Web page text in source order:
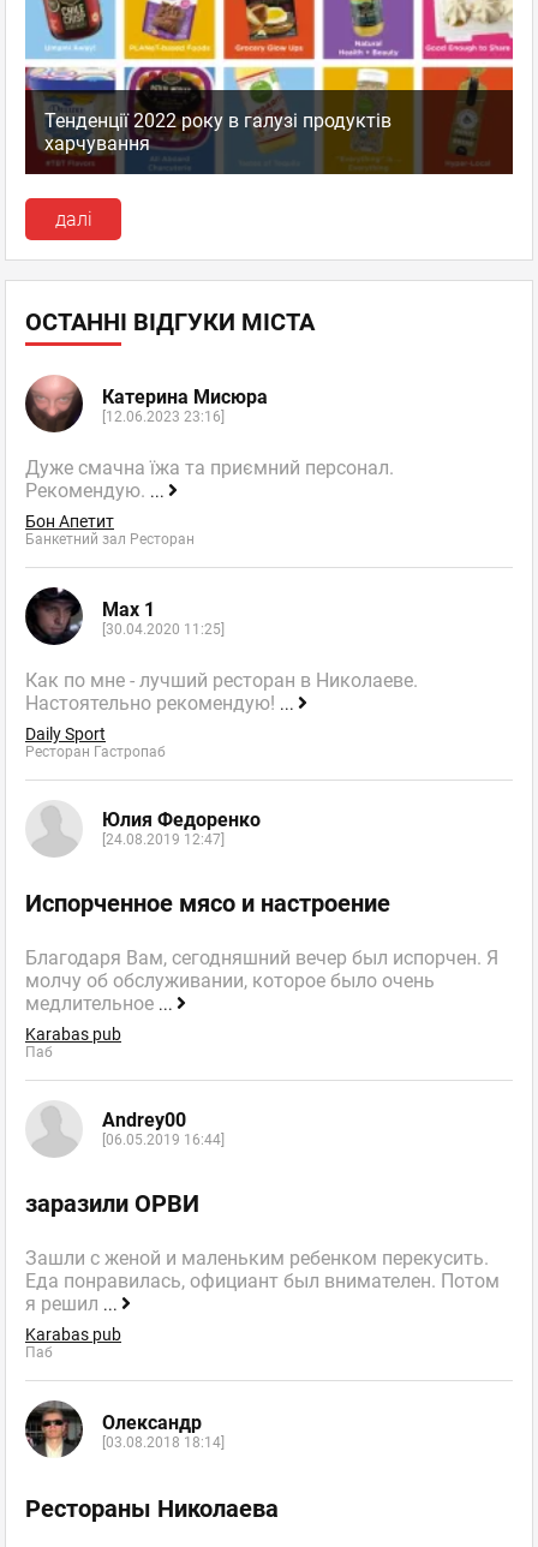
Тенденції 2022 року в галузі продуктів
харчування
далі
ОСТАННІ ВІДГУКИ МІСТА
Катерина Мисюра
[12.06.2023 23:16]
Дуже смачна їжа та приємний персонал.
Рекомендую. ...
Бон Апетит
Банкетний зал Ресторан
Max 1
[30.04.2020 11:25]
Как по мне - лучший ресторан в Николаеве.
Настоятельно рекомендую! ...
Daily Sport
Ресторан Гастропаб
Юлия Федоренко
[24.08.2019 12:47]
Испорченное мясо и настроение
Благодаря Вам, сегодняшний вечер был испорчен. Я
молчу об обслуживании, которое было очень
медлительное ...
Karabas pub
Паб
Andrey00
[06.05.2019 16:44]
заразили ОРВИ
Зашли с женой и маленьким ребенком перекусить.
Еда понравилась, официант был внимателен. Потом
я решил ...
Karabas pub
Паб
Олександр
[03.08.2018 18:14]
Рестораны Николаева